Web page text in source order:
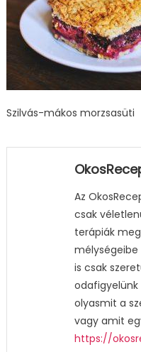
Szilvás-mákos morzsasüti
Az
csak
terápiák
mélységeibe
is csak
odafigyelünk
olyasmit a
vagy amit
https://